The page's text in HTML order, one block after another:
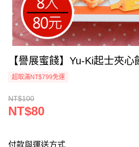
【譽展蜜餞】Yu-Ki起士夾
超取滿NT$799免運
NT$100
NT$80
付款與運送方式